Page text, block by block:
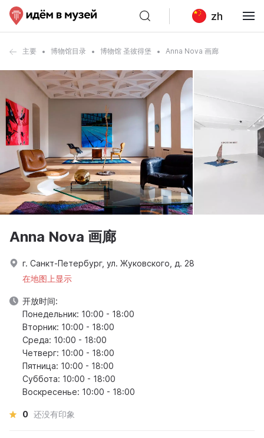
zh
主要 博物馆目录 博物馆 圣彼得堡 Anna Nova 画廊
Anna Nova 画廊
г. Санкт-Петербург, ул. Жуковского, д. 28
在地图上显示
开放时间:
Понедельник: 10:00 - 18:00
Вторник: 10:00 - 18:00
Среда: 10:00 - 18:00
Четверг: 10:00 - 18:00
Пятница: 10:00 - 18:00
Суббота: 10:00 - 18:00
Воскресенье: 10:00 - 18:00
0 还没有印象